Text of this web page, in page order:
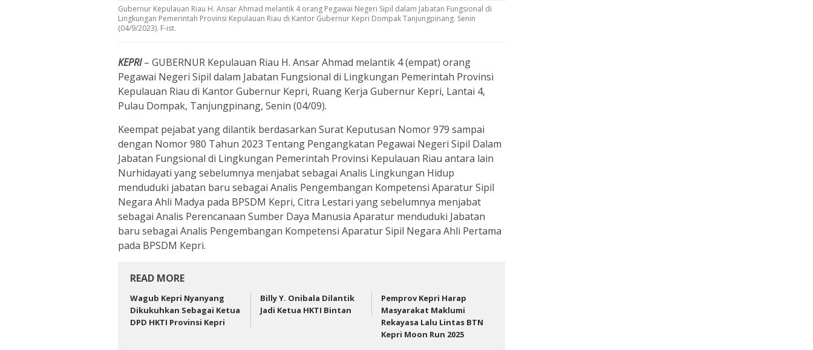
Gubernur Kepulauan Riau H. Ansar Ahmad melantik 4 orang Pegawai Negeri Sipil dalam Jabatan Fungsional di
Lingkungan Pemerintah Provinsi Kepulauan Riau di Kantor Gubernur Kepri Dompak Tanjungpinang. Senin
(04/9/2023). F-ist.
KEPRI– GUBERNUR Kepulauan Riau H. Ansar Ahmad melantik 4 (empat) orang
Pegawai Negeri Sipil dalam Jabatan Fungsional di Lingkungan Pemerintah Provinsi
Kepulauan Riau di Kantor Gubernur Kepri, Ruang Kerja Gubernur Kepri, Lantai 4,
Pulau Dompak, Tanjungpinang, Senin (04/09).
Keempat pejabat yang dilantik berdasarkan Surat Keputusan Nomor 979 sampai
dengan Nomor 980 Tahun 2023 Tentang Pengangkatan Pegawai Negeri Sipil Dalam
Jabatan Fungsional di Lingkungan Pemerintah Provinsi Kepulauan Riau antara lain
Nurhidayati yang sebelumnya menjabat sebagai Analis Lingkungan Hidup
menduduki jabatan baru sebagai Analis Pengembangan Kompetensi Aparatur Sipil
Negara Ahli Madya pada BPSDM Kepri, Citra Lestari yang sebelumnya menjabat
sebagai Analis Perencanaan Sumber Daya Manusia Aparatur menduduki Jabatan
baru sebagai Analis Pengembangan Kompetensi Aparatur Sipil Negara Ahli Pertama
pada BPSDM Kepri.
READ MORE
Wagub Kepri Nyanyang
Dikukuhkan Sebagai Ketua
DPD HKTI Provinsi Kepri
Billy Y. Onibala Dilantik
Jadi Ketua HKTI Bintan
Pemprov Kepri Harap
Masyarakat Maklumi
Rekayasa Lalu Lintas BTN
Kepri Moon Run 2025